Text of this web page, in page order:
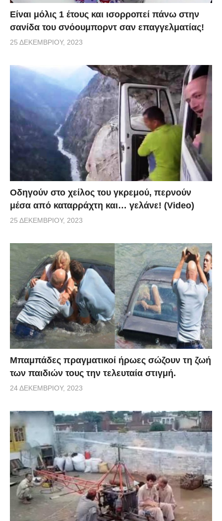
Είναι μόλις 1 έτους και ισορροπεί πάνω στην
σανίδα του σνόουμπορντ σαν επαγγελματίας!
25 ΔΕΚΕΜΒΡΊΟΥ, 2023
Οδηγούν στο χείλος του γκρεμού, περνούν
μέσα από καταρράχτη και… γελάνε! (Video)
25 ΔΕΚΕΜΒΡΊΟΥ, 2023
Μπαμπάδες πραγματικοί ήρωες σώζουν τη ζωή
των παιδιών τους την τελευταία στιγμή.
24 ΔΕΚΕΜΒΡΊΟΥ, 2023